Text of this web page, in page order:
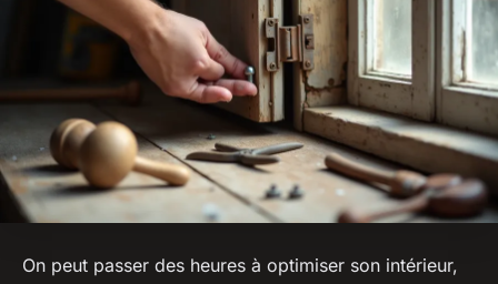
On peut passer des heures à optimiser son intérieur,